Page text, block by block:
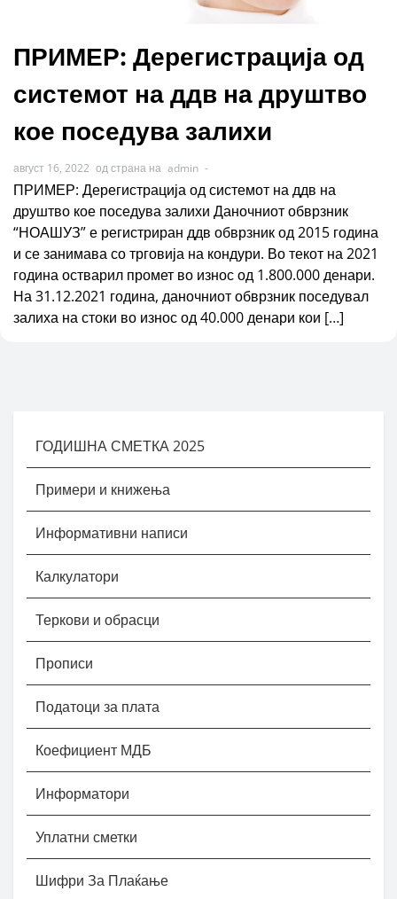
ПРИМЕР: Дерегистрација од
системот на ддв на друштво
кое поседува залихи
август 16, 2022 од страна на admin -
ПРИМЕР: Дерегистрација од системот на ддв на
друштво кое поседува залихи Даночниот обврзник
“НОАШУЗ” е регистриран ддв обврзник од 2015 година
и се занимава со трговија на кондури. Во текот на 2021
година остварил промет во износ од 1.800.000 денари.
На 31.12.2021 година, даночниот обврзник поседувал
залиха на стоки во износ од 40.000 денари кои […]
ГОДИШНА СМЕТКА 2025
Примери и книжења
Информативни написи
Калкулатори
Теркови и обрасци
Прописи
Податоци за плата
Коефициент МДБ
Информатори
Уплатни сметки
Шифри За Плаќање